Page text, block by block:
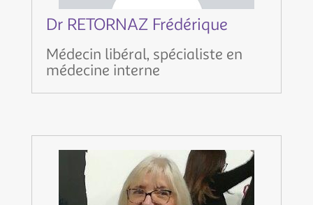
Dr RETORNAZ Frédérique
Médecin libéral, spécialiste en
médecine interne